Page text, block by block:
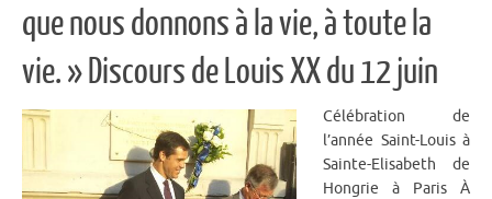
que nous donnons à la vie, à toute la
vie. » Discours de Louis XX du 12 juin
Célébration de
l’année Saint-Louis à
Sainte-Elisabeth de
Hongrie à Paris À